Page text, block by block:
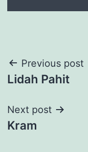
Post
navigation
Previous post
Lidah Pahit
Next post
Kram